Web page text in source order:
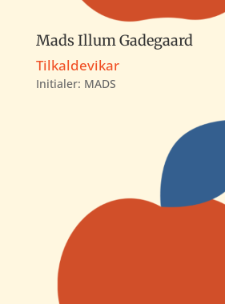
Mads Illum Gadegaard
Tilkaldevikar
Initialer: MADS